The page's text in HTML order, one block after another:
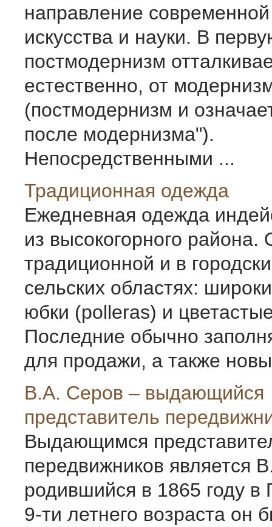
направление
искусства и науки. В
постмодернизм
естественно, от
(постмодернизм и
после модернизма").
Непосредственными ...
Традиционная одежда
Ежедневная одежда
из высокогорного района.
традиционной и в
сельских областях:
юбки (polleras) и
Последние обычно
для продажи, а также
В.А. Серов – выдающийся
представитель
Выдающимся
передвижников является
родившийся в 1865 году в
9-ти летнего возраста он